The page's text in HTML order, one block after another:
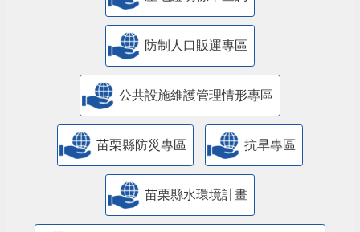
防制人口販運專區
​公共設施維護管理情形專區
苗栗縣防災專區 抗旱專區
苗栗縣水環境計畫